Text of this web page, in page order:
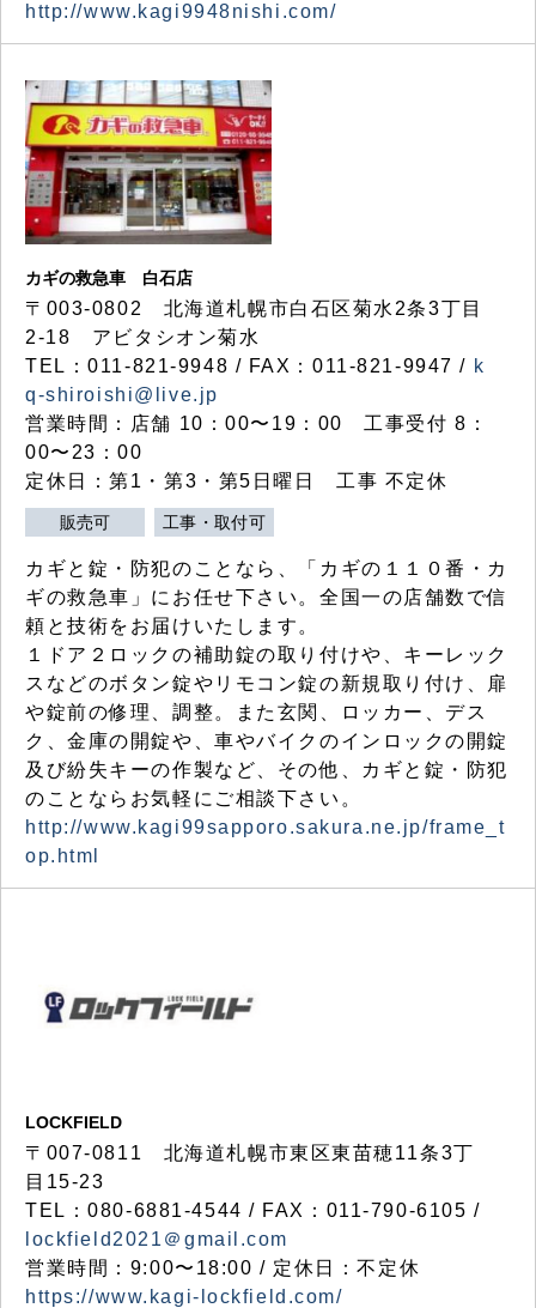
http://www.kagi9948nishi.com/
カギの救急車 白石店
〒003-0802 北海道札幌市白石区菊水2条3丁目
2-18 アビタシオン菊水
TEL：011-821-9948 / FAX：011-821-9947 / k
q-shiroishi@live.jp
営業時間：店舗 10：00〜19：00 工事受付 8：
00〜23：00
定休日：第1・第3・第5日曜日 工事 不定休
販売可 工事・取付可
カギと錠・防犯のことなら、「カギの１１０番・カ
ギの救急車」にお任せ下さい。全国一の店舗数で信
頼と技術をお届けいたします。
１ドア２ロックの補助錠の取り付けや、キーレック
スなどのボタン錠やリモコン錠の新規取り付け、扉
や錠前の修理、調整。また玄関、ロッカー、デス
ク、金庫の開錠や、車やバイクのインロックの開錠
及び紛失キーの作製など、その他、カギと錠・防犯
のことならお気軽にご相談下さい。
http://www.kagi99sapporo.sakura.ne.jp/frame_t
op.html
LOCKFIELD
〒007-0811 北海道札幌市東区東苗穂11条3丁
目15-23
TEL：080-6881-4544 / FAX：011-790-6105 /
lockfield2021＠gmail.com
営業時間：9:00〜18:00 / 定休日：不定休
https://www.kagi-lockfield.com/